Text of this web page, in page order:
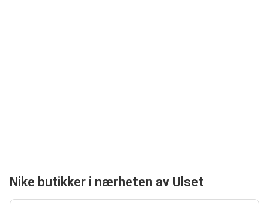
Nike butikker i nærheten av Ulset